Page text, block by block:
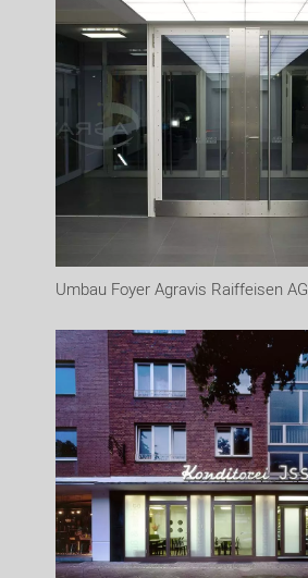
Umbau Foyer Agravis Raiffeisen AG